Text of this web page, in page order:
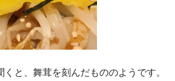
と、舞茸を刻んだもののようです。